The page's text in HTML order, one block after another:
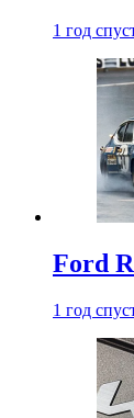
1 год
Ford
1 год